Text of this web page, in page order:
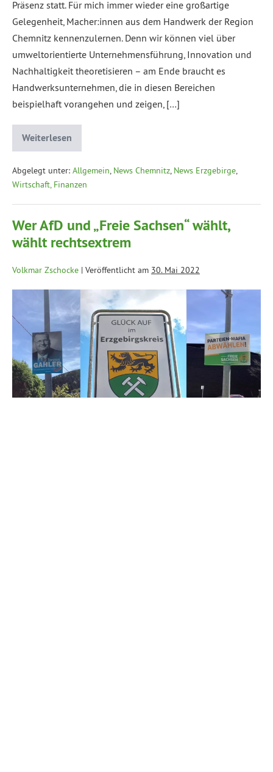
Präsenz statt. Für mich immer wieder eine großartige
Gelegenheit, Macher:innen aus dem Handwerk der Region
Chemnitz kennenzulernen. Denn wir können viel über
umweltorientierte Unternehmensführung, Innovation und
Nachhaltigkeit theoretisieren – am Ende braucht es
Handwerksunternehmen, die in diesen Bereichen
beispielhaft vorangehen und zeigen, […]
Weiterlesen
Abgelegt unter: Allgemein, News Chemnitz, News Erzgebirge,
Wirtschaft, Finanzen
Wer AfD und „Freie Sachsen“ wählt,
wählt rechtsextrem
Volkmar Zschocke | Veröffentlicht am 30. Mai 2022